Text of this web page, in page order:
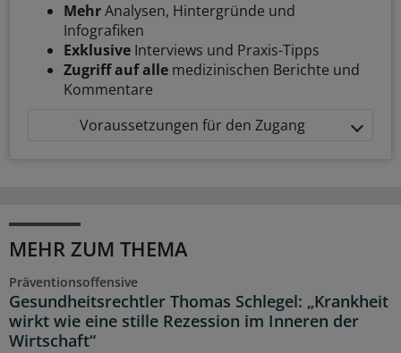
MehrAnalysen, Hintergründe und
Infografiken
Exklusive Interviews und Praxis-Tipps
Zugriff auf alle medizinischen Berichte und
Kommentare
Voraussetzungen für den Zugang
MEHR ZUM THEMA
Präventionsoffensive
Gesundheitsrechtler Thomas Schlegel: „Krankheit
wirkt wie eine stille Rezession im Inneren der
Wirtschaft“